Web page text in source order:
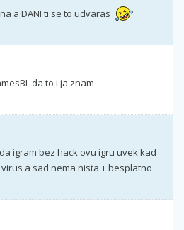
a DANI ti se to udvaras
da to i ja znam
igram bez hack ovu igru uvek kad
a sad nema nista + besplatno